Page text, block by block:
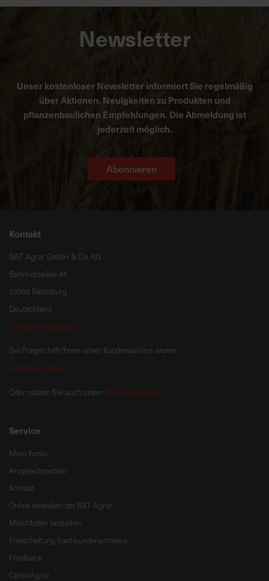
Newsletter
Unser kostenloser Newsletter informiert Sie regelmäßig
über Aktionen, Neuigkeiten zu Produkten und
pflanzenbaulichen Empfehlungen. Die Abmeldung ist
jederzeit möglich.
Abonnieren
Kontakt
BAT Agrar GmbH & Co. KG
Bahnhofsallee 44
23909 Ratzeburg
Deutschland
info@bat-agrar.de
Bei Fragen hilft Ihnen unser Kundenservice weiter:
+49 4541 806 0
Oder nutzen Sie auch unser Onlineformular.
Service
Mein Konto
Ansprechpartner
Kontakt
Online bestellen bei BAT Agrar
Mischfutter bestellen
Freischaltung Sachkundenachweis
Feedback
CarboAgrar